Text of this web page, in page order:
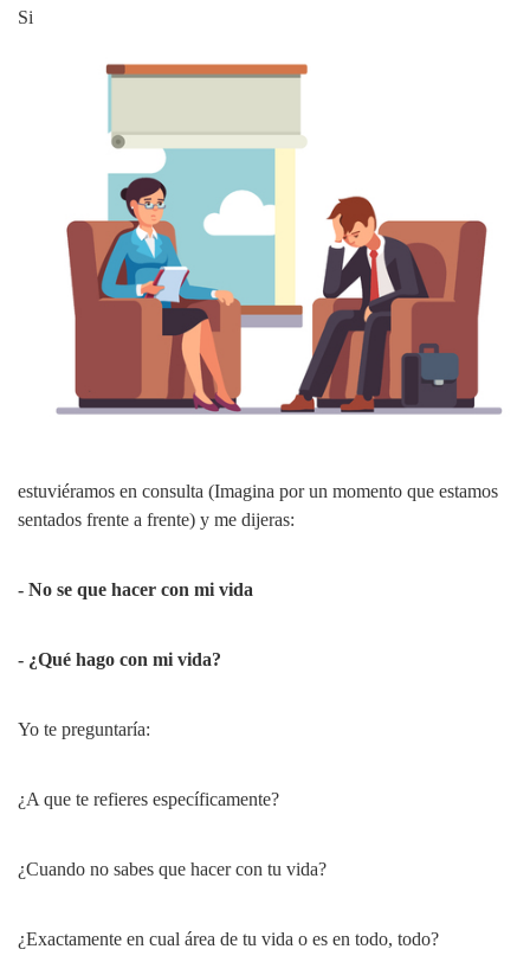
Si
estuviéramos en consulta (Imagina por un momento que estamos
sentados frente a frente) y me dijeras:
- No se que hacer con mi vida
- ¿Qué hago con mi vida?
Yo te preguntaría:
¿A que te refieres específicamente?
¿Cuando no sabes que hacer con tu vida?
¿Exactamente en cual área de tu vida o es en todo, todo?